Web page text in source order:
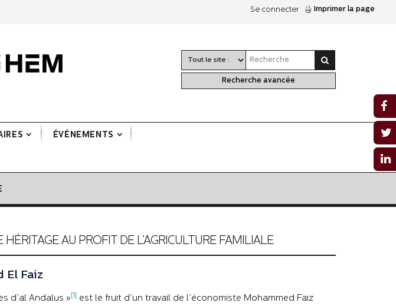
Se connecter Imprimer la page
Recherche avancée
ÉVÉNEMENTS
HÉRITAGE AU PROFIT DE L’AGRICULTURE FAMILIALE
El Faiz
d’al Andalus » [1]
est le fruit d’un travail de l’économiste Mohammed Faiz